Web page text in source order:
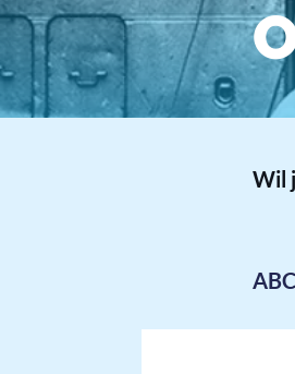
Wil
ABC